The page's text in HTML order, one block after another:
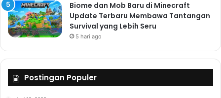
Biome dan Mob Baru di Minecraft
Update Terbaru Membawa Tantangan
Survival yang Lebih Seru
5 hari ago
Postingan Populer